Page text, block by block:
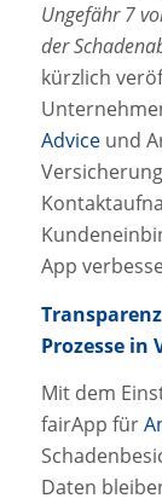
Ungefähr 7
der
kürzlich
Adviceund
App
Prozesse in
Mit dem
fairApp für
Daten